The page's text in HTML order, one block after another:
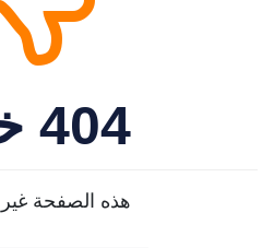
404 خطأ
هذه الصفحة